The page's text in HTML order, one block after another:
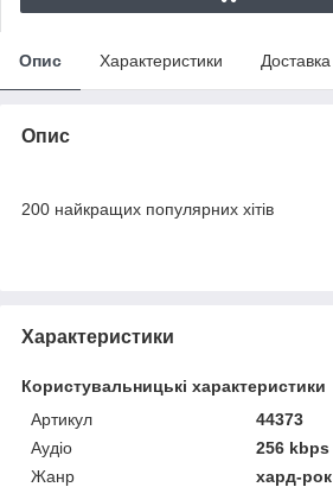
Опис Характеристики Доставка
Опис
200 найкращих популярних хітів
Характеристики
Користувальницькі характеристики
Артикул
44373
Аудіо
256 kbps
Жанр
хард-рок